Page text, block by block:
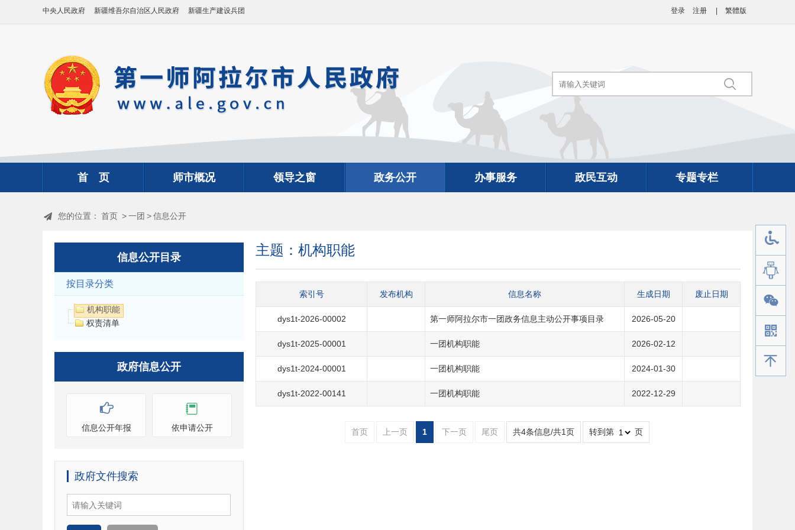
登录 注册 繁體版
中央人民政府 新疆维吾尔自治区人民政府 新疆生产建设兵团
首 页 师市概况 领导之窗 政务公开 办事服务 政民互动 专题专栏
您的位置： 首页 >一团 >信息公开
信息公开目录
按目录分类
机构职能
权责清单
政府信息公开
信息公开年报 依申请公开
政府文件搜索
主题：机构职能
索引号 发布机构 信息名称 生成日期 废止日期
dys1t-2026-00002 第一师阿拉尔市一团政务信息主动公开事项目录 2026-05-20
dys1t-2025-00001 一团机构职能 2026-02-12
dys1t-2024-00001 一团机构职能 2024-01-30
dys1t-2022-00141 一团机构职能 2022-12-29
首页 上一页 1 下一页 尾页 共4条信息/共1页 转到第 页
手机版